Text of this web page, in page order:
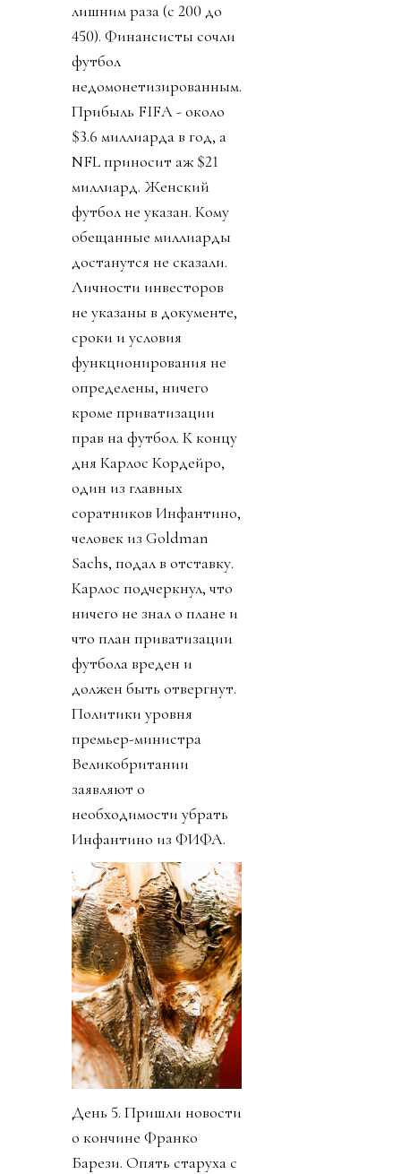
лишним раза (с 200 до
450). Финансисты сочли
футбол
недомонетизированным.
Прибыль FIFA - около
$3.6 миллиарда в год, а
NFL приносит аж $21
миллиард. Женский
футбол не указан. Кому
обещанные миллиарды
достанутся не сказали.
Личности инвесторов
не указаны в документе,
сроки и условия
функционирования не
определены, ничего
кроме приватизации
прав на футбол. К концу
дня Карлос Кордейро,
один из главных
соратников Инфантино,
человек из Goldman
Sachs, подал в отставку.
Карлос подчеркнул, что
ничего не знал о плане и
что план приватизации
футбола вреден и
должен быть отвергнут.
Политики уровня
премьер-министра
Великобритании
заявляют о
необходимости убрать
Инфантино из ФИФА.
День 5. Пришли новости
о кончине Франко
Барези. Опять старуха с